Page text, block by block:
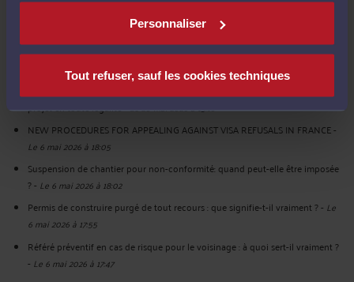
Personnaliser
Tout refuser, sauf les cookies techniques
droit public de la construction-Le 16 juin 2026 à 16:52
Acheter un bien loué pour y habiter : droits et risques juridiques-Le 20 mai
2026 à 15:15
projet en toute légalité-Le 20 mai 2026 à 15:10
NEW PROCEDURES FOR APPEALING AGAINST VISA REFUSALS IN FRANCE-
Le 6 mai 2026 à 18:05
Suspension de chantier pour non-conformité: quand peut-elle être imposée
?- Le 6 mai 2026 à 18:02
Permis de construire purgé de tout recours : que signifie-t-il vraiment ?- Le
6 mai 2026 à 17:55
Référé préventif en cas de risque pour le voisinage : à quoi sert-il vraiment ?
- Le 6 mai 2026 à 17:47